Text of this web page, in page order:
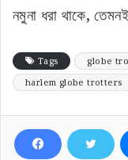
নমুনা ধরা থাকে,
Tags globe
harlem globe trotters